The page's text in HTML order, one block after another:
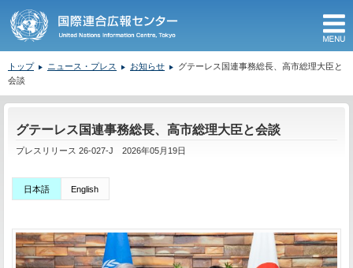
トップ ニュース・プレス お知らせ
グテーレス国連事務総長、高市総理大臣と
会談
グテーレス国連事務総長、高市総理大臣と会談
プレスリリース 26-027-J 2026年05月19日
日本語 English